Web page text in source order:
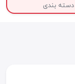
دسته بندی